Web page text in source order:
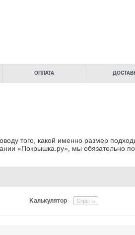
ОПЛАТА
того, какой именно размер
«Покрышка.ру» , мы обязательно
Калькулятор Скрыть